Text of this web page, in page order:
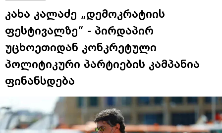
კახა კალაძე „დემოკრატიის
ფესტივალზე“ - პირდაპირ
უცხოეთიდან კონკრეტული
პოლიტიკური პარტიების კამპანია
ფინანსდება